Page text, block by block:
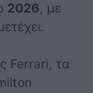
2026, με
Ferrari, τα